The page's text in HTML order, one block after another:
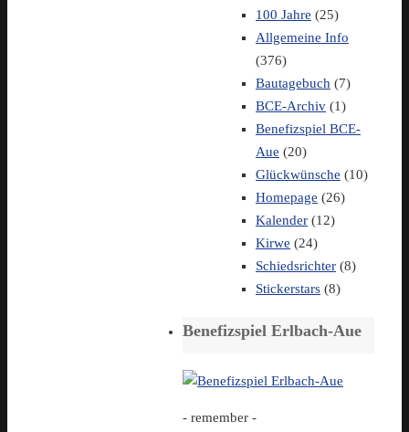
100 Jahre (25)
Allgemeine Info
(376)
Bautagebuch (7)
BCE-Archiv (1)
Benefizspiel BCE-
Aue (20)
Glückwünsche (10)
Homepage (26)
Kalender (12)
Kirwe (24)
Schiedsrichter (8)
Stickerstars (8)
Benefizspiel Erlbach-Aue
- remember -